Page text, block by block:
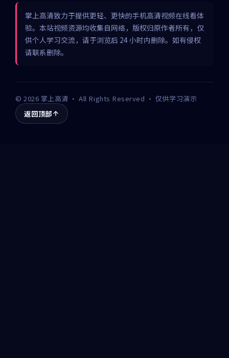
掌上高清致力于提供更轻、更快的手机高清视频在线看体
验。本站视频资源均收集自网络，版权归原作者所有，仅
供个人学习交流，请于浏览后 24 小时内删除。如有侵权
请联系删除。
©2026 掌上高清 · All Rights Reserved · 仅供学习演示
返回顶部